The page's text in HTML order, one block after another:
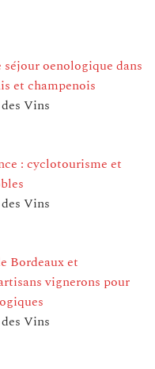
oenologique dans
et champenois
Vins
: cyclotourisme et
Vins
Bordeaux et
vignerons pour
Vins